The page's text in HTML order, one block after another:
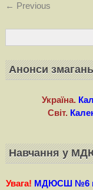
← Previous
Анонси змагань
Україна.
Світ.
Навчання у
Увага! МДЮСШ №6